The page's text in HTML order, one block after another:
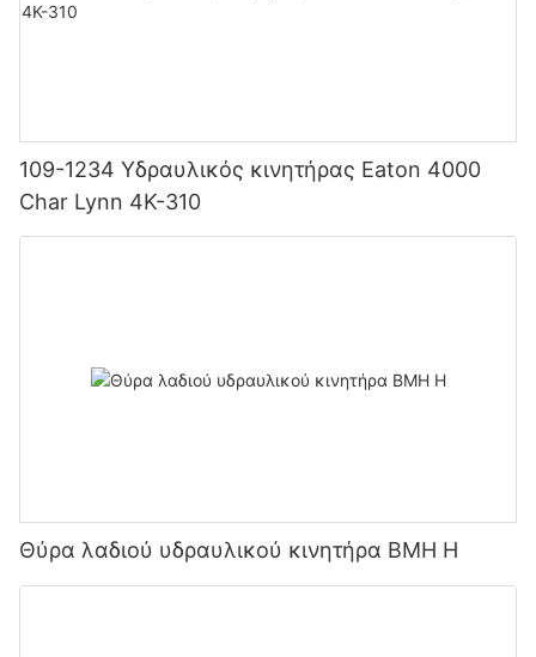
109-1234 Υδραυλικός κινητήρας Eaton 4000
Char Lynn 4K-310
Θύρα λαδιού υδραυλικού κινητήρα BMH H